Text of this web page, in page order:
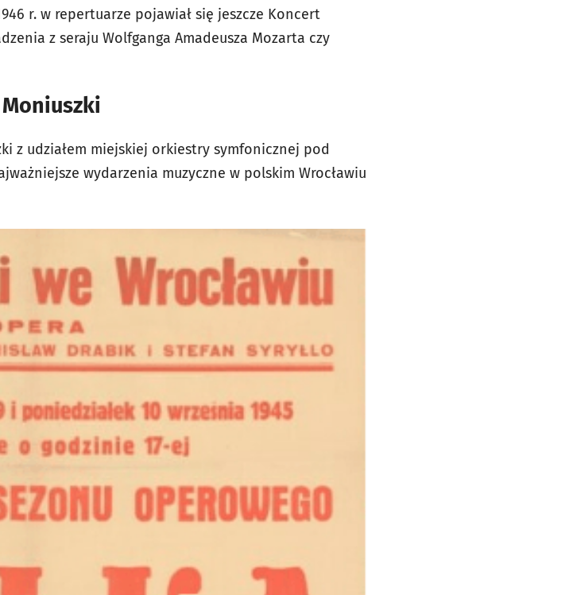
r. w repertuarze pojawiał się jeszcze Koncert
z seraju Wolfganga Amadeusza Mozarta czy
z udziałem miejskiej orkiestry symfonicznej pod
wydarzenia muzyczne w polskim Wrocławiu